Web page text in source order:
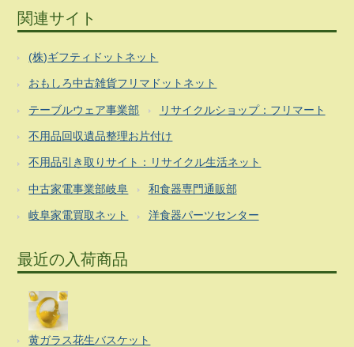
関連サイト
(株)ギフティドットネット
おもしろ中古雑貨フリマドットネット
テーブルウェア事業部 リサイクルショップ：フリマート
不用品回収遺品整理お片付け
不用品引き取りサイト：リサイクル生活ネット
中古家電事業部岐阜 和食器専門通販部
岐阜家電買取ネット 洋食器パーツセンター
最近の入荷商品
黄ガラス花生バスケット